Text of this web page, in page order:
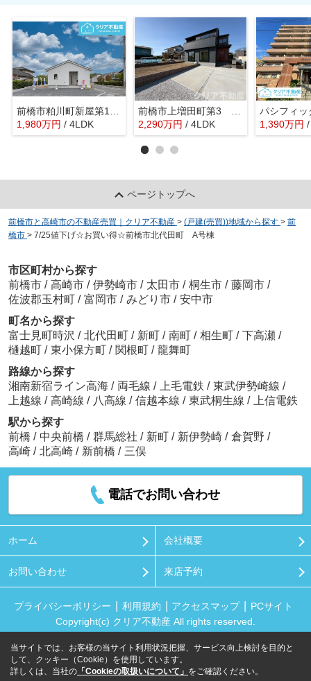
前橋市粕川町新屋第1 クレイドルガーデン
1,980万円 / 4LDK
前橋市上増田町第3 1号棟
2,290万円 / 4LDK 1,390万円
ページトップへ
前橋市と高崎市の不動産売買｜クリア不動産 > (戸建(売買))地域から探す > 前
橋市 > 7/25値下げ☆お買い得☆前橋市北代田町 A号棟
市区町村から探す
前橋市 / 高崎市 / 伊勢崎市 / 太田市 / 桐生市 / 藤岡市 /
佐波郡玉村町 / 富岡市 / みどり市 / 安中市
町名から探す
富士見町時沢 / 北代田町 / 新町 / 南町 / 相生町 / 下高瀬 /
樋越町 / 東小保方町 / 関根町 / 龍舞町
路線から探す
湘南新宿ライン高海 / 両毛線 / 上毛電鉄 / 東武伊勢崎線 /
上越線 / 高崎線 / 八高線 / 信越本線 / 東武桐生線 /
上信電鉄
駅から探す
前橋 / 中央前橋 / 群馬総社 / 新町 / 新伊勢崎 / 倉賀野 /
高崎 / 北高崎 / 新前橋 / 三俣
電話でお問い合わせ
ホーム 会社概要
お問い合わせ 来店予約
プライバシーポリシー 利用規約 アクセスマップ
PCサイト
Copyright(c) クリア不動産 All rights reserved.
当サイトでは、お客様の当サイト利用状況把握、サービス向上検討を目的と
して、クッキー（Cookie）を使用しています。
詳しくは、当社の 「Cookieの取扱いについて」 をご確認ください。